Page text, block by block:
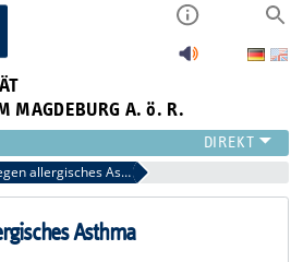
MAGDEBURG A. ö. R.
Neue Wege gegen allergisches Asthma
Asthma